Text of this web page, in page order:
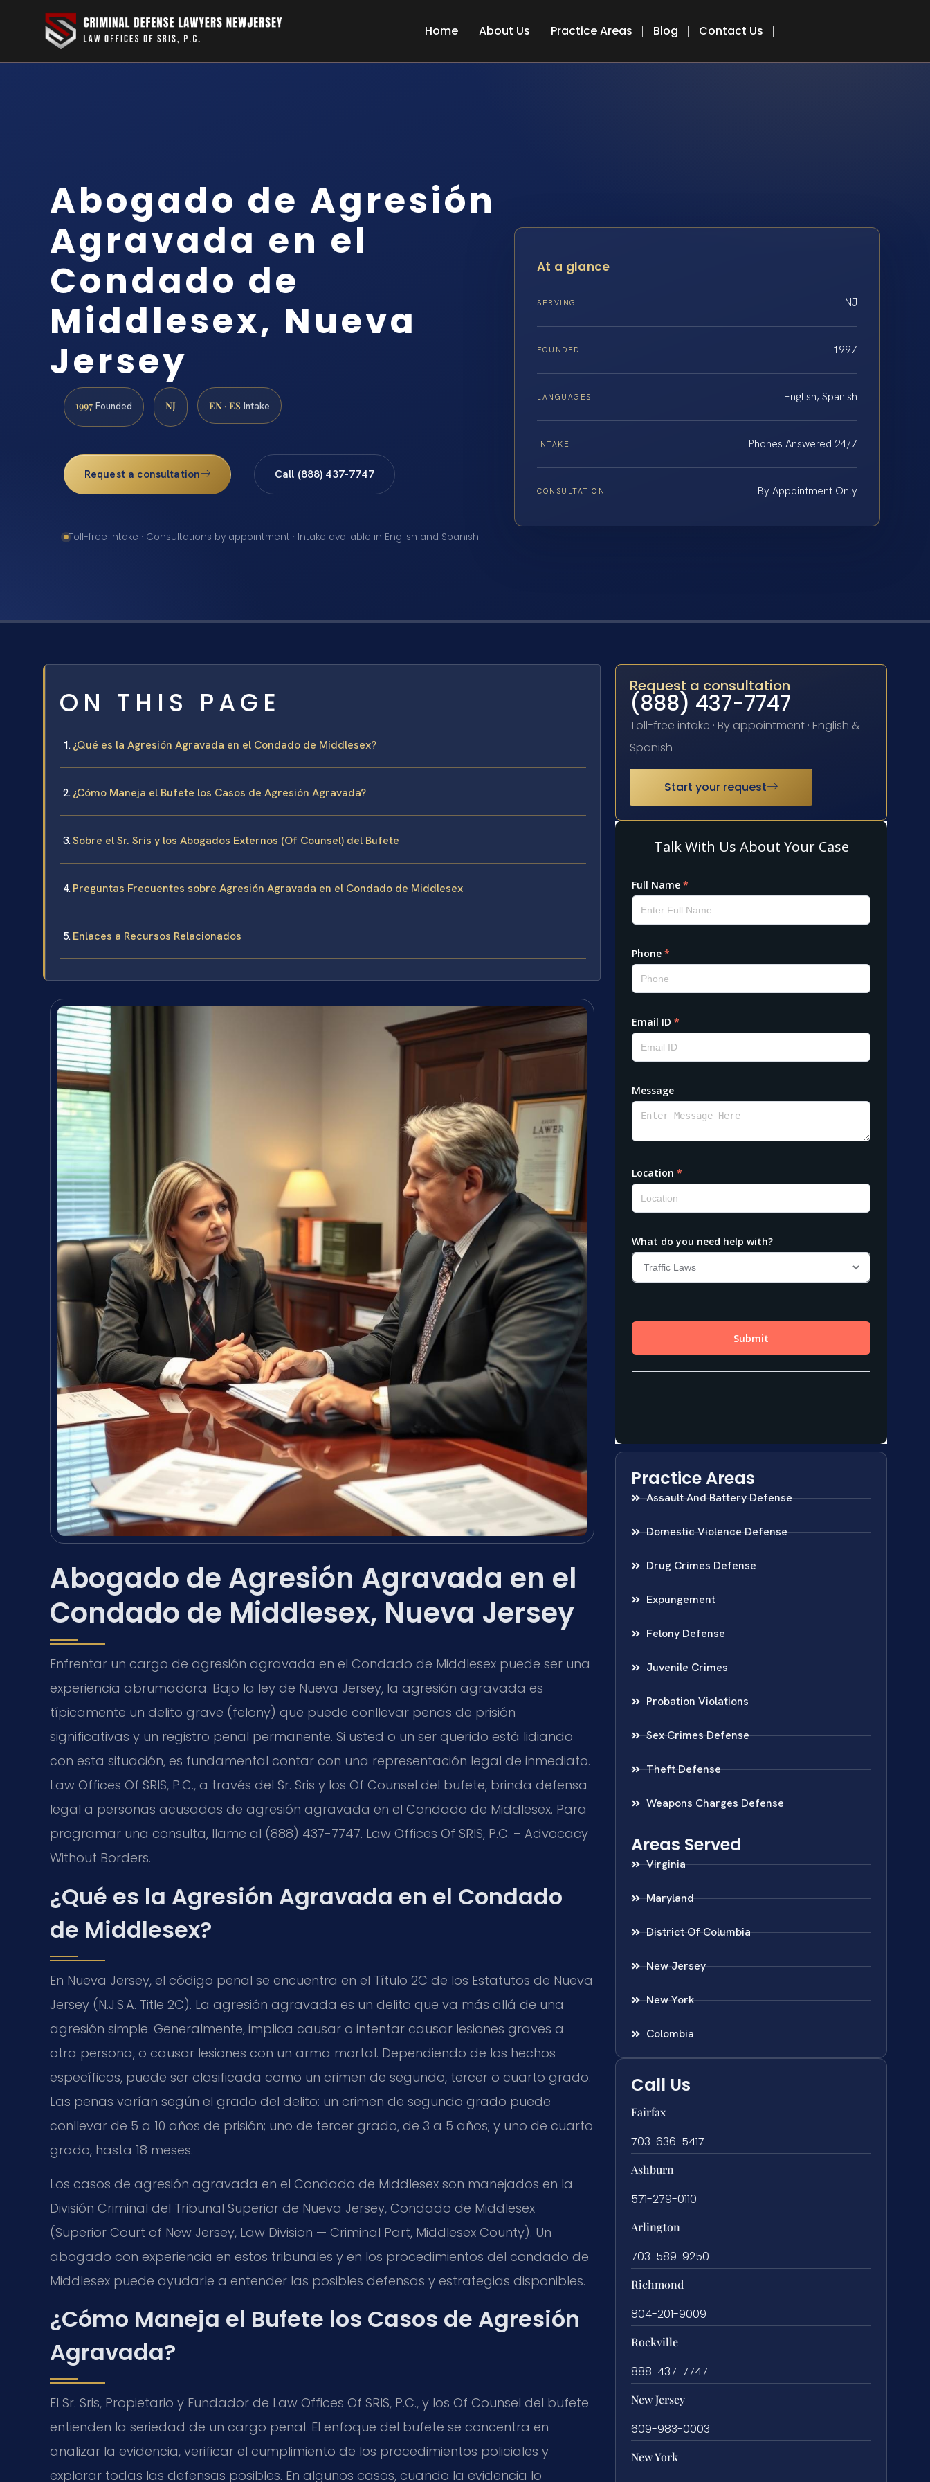
Home About Us Practice Areas Blog Contact Us
Abogado de Agresión
Agravada en el
Condado de
Middlesex, Nueva
Jersey
1997 Founded NJ EN · ES Intake
Request a consultation Call (888) 437-7747
Toll-free intake · Consultations by appointment · Intake available in English and Spanish
At a glance
SERVING NJ
FOUNDED 1997
LANGUAGES English, Spanish
INTAKE Phones Answered 24/7
CONSULTATION By Appointment Only
ON THIS PAGE
¿Qué es la Agresión Agravada en el Condado de Middlesex?
¿Cómo Maneja el Bufete los Casos de Agresión Agravada?
Sobre el Sr. Sris y los Abogados Externos (Of Counsel) del Bufete
Preguntas Frecuentes sobre Agresión Agravada en el Condado de Middlesex
Enlaces a Recursos Relacionados
Abogado de Agresión Agravada en el
Condado de Middlesex, Nueva Jersey
Enfrentar un cargo de agresión agravada en el Condado de Middlesex puede ser una
experiencia abrumadora. Bajo la ley de Nueva Jersey, la agresión agravada es
típicamente un delito grave (felony) que puede conllevar penas de prisión
significativas y un registro penal permanente. Si usted o un ser querido está lidiando
con esta situación, es fundamental contar con una representación legal de inmediato.
Law Offices Of SRIS, P.C., a través del Sr. Sris y los Of Counsel del bufete, brinda defensa
legal a personas acusadas de agresión agravada en el Condado de Middlesex. Para
programar una consulta, llame al (888) 437-7747. Law Offices Of SRIS, P.C. – Advocacy
Without Borders.
¿Qué es la Agresión Agravada en el Condado
de Middlesex?
En Nueva Jersey, el código penal se encuentra en el Título 2C de los Estatutos de Nueva
Jersey (N.J.S.A. Title 2C). La agresión agravada es un delito que va más allá de una
agresión simple. Generalmente, implica causar o intentar causar lesiones graves a
otra persona, o causar lesiones con un arma mortal. Dependiendo de los hechos
específicos, puede ser clasificada como un crimen de segundo, tercer o cuarto grado.
Las penas varían según el grado del delito: un crimen de segundo grado puede
conllevar de 5 a 10 años de prisión; uno de tercer grado, de 3 a 5 años; y uno de cuarto
grado, hasta 18 meses.
Los casos de agresión agravada en el Condado de Middlesex son manejados en la
División Criminal del Tribunal Superior de Nueva Jersey, Condado de Middlesex
(Superior Court of New Jersey, Law Division — Criminal Part, Middlesex County). Un
abogado con experiencia en estos tribunales y en los procedimientos del condado de
Middlesex puede ayudarle a entender las posibles defensas y estrategias disponibles.
¿Cómo Maneja el Bufete los Casos de Agresión
Agravada?
El Sr. Sris, Propietario y Fundador de Law Offices Of SRIS, P.C., y los Of Counsel del bufete
entienden la seriedad de un cargo penal. El enfoque del bufete se concentra en
analizar la evidencia, verificar el cumplimiento de los procedimientos policiales y
explorar todas las defensas posibles. En algunos casos, cuando la evidencia lo
Request a consultation
(888) 437-7747
Toll-free intake · By appointment · English &
Spanish
Start your request
Practice Areas
Assault And Battery Defense
Domestic Violence Defense
Drug Crimes Defense
Expungement
Felony Defense
Juvenile Crimes
Probation Violations
Sex Crimes Defense
Theft Defense
Weapons Charges Defense
Areas Served
Virginia
Maryland
District Of Columbia
New Jersey
New York
Colombia
Call Us
Fairfax
703-636-5417
Ashburn
571-279-0110
Arlington
703-589-9250
Richmond
804-201-9009
Rockville
888-437-7747
New Jersey
609-983-0003
New York